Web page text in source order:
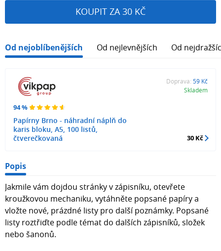
KOUPIT ZA 30 KČ
Od nejoblíbenějších Od nejlevnějších Od
94 %
Papírny Brno - náhradní náplň do
karis bloku, A5, 100 listů,
čtverečkovaná
Doprava: 59 Kč
Skladem
30 Kč
Popis
Jakmile vám dojdou stránky v zápisníku, otevřete
kroužkovou mechaniku, vytáhněte popsané papíry a
vložte nové, prázdné listy pro další poznámky. Popsané
listy roztřiďte podle témat do dalších zápisníků, složek
nebo šanonů.